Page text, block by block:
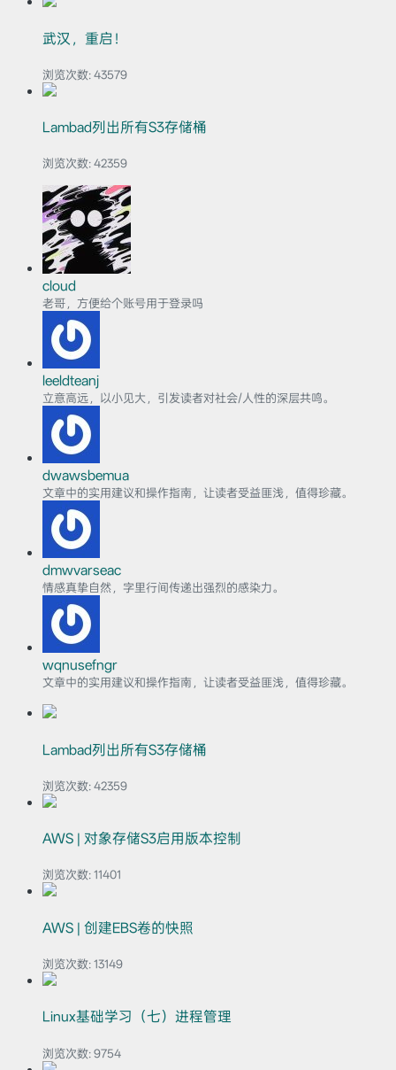
武汉，重启！
浏览次数: 43579
Lambad列出所有S3存储桶
浏览次数: 42359
cloud
老哥，方便给个账号用于登录吗
leeldteanj
立意高远，以小见大，引发读者对社会/人性的深层共鸣。
dwawsbemua
文章中的实用建议和操作指南，让读者受益匪浅，值得珍藏。
dmwvarseac
情感真挚自然，字里行间传递出强烈的感染力。
wqnusefngr
文章中的实用建议和操作指南，让读者受益匪浅，值得珍藏。
Lambad列出所有S3存储桶
浏览次数: 42359
AWS | 对象存储S3启用版本控制
浏览次数: 11401
AWS | 创建EBS卷的快照
浏览次数: 13149
Linux基础学习（七）进程管理
浏览次数: 9754